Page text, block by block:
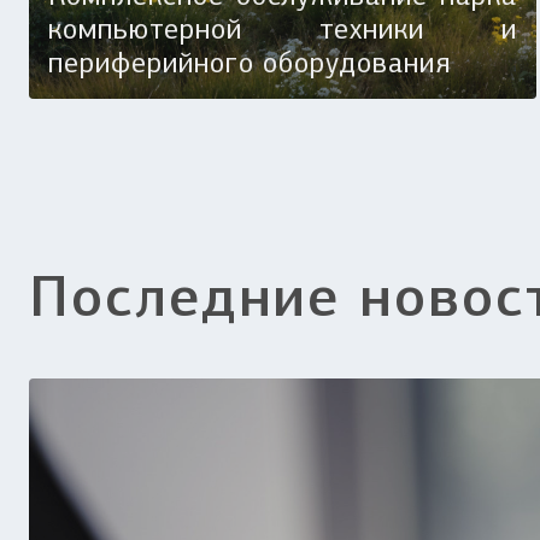
компьютерной техники и
периферийного оборудования
Последние